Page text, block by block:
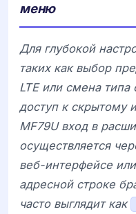
меню
Для глубокой
таких как выбор
LTE или смена типа
доступ к скрытому
MF79U вход в
осуществляется
веб-интерфейсе
адресной строке
часто выглядит как